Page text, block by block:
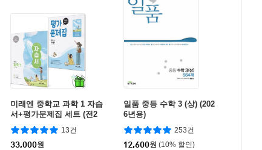
미래엔 중학교 과학 1 자습
서+평가문제집 세트 (전2
권) 김태일
13건
33,000원
일품 중등 수학 3 (상) (202
6년용)
253건
12,600원 (10% 할인)